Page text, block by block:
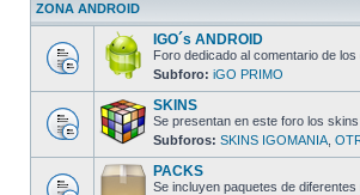
ZONA ANDROID
IGO´s ANDROID
Foro dedicado al comentario de
Subforo: iGO PRIMO
SKINS
Se presentan en este foro los
Subforos: SKINS IGOMANIA
PACKS
Se incluyen paquetes de diferentes